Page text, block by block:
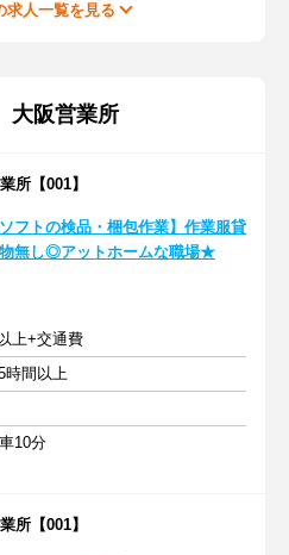
求人一覧を見る
大阪営業所
所【001】
ソフトの検品・梱包作業】作業服貸
無し◎アットホームな職場★
上+交通費
時間以上
10分
所【001】